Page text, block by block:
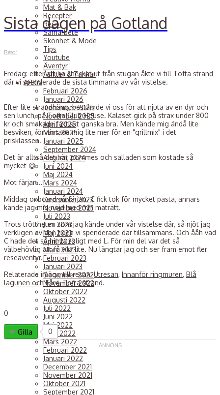
Mat & Bak
Recepter
Resor
Samarbete
Skönhet & Mode
Tips
Youtube
Äventyr
Åsikter & Tankar
ARKIV
Februari 2026
Januari 2026
December 2025
November 2025
April 2025
Mars 2025
Januari 2025
September 2024
Augusti 2024
Juni 2024
Maj 2024
Mars 2024
Januari 2024
December 2023
November 2023
Juli 2023
Juni 2023
Maj 2023
April 2023
Mars 2023
Februari 2023
Januari 2023
December 2022
November 2022
Oktober 2022
Augusti 2022
Juli 2022
Juni 2022
Maj 2022
April 2022
Mars 2022
Februari 2022
Januari 2022
December 2021
November 2021
Oktober 2021
September 2021
Sista dagen på Gotland
Resor
Fredag: efter att ha checkat ut från stugan åkte vi till Tofta strand
där vi spenderade de sista timmarna av vår vistelse.
Efter lite strandhäng, bestämde vi oss för att njuta av en dyr och
sen lunch, på Tofta Club House. Kalaset gick på strax under 800
kr och smakade faktiskt ganska bra. Men kände mig ändå lite
besviken, förväntade mig lite mer för en "grillmix" i det
prisklassen.
Det är alltså det här, pommes och salladen som kostade så
mycket 😆
Mot färjan...
Middag onboard på färjan. C fick tok för mycket pasta, annars
kände jag mig nöjd med min maträtt.
Trots tröttheten som jag kände under vår vistelse där, så njöt jag
verkligen av den tiden vi spenderade där tillsammans. Och ååh vad
C hade det så himla roligt med L. För min del var det så
välbehövlig att få vila lite. Nu längtar jag och ser fram emot fler
reseäventyr.
Relaterade inlägg till resan: Utresan, Innanför ringmuren, Blå
lagunen och Fårö,Tofta strand.
0
0
Gilla